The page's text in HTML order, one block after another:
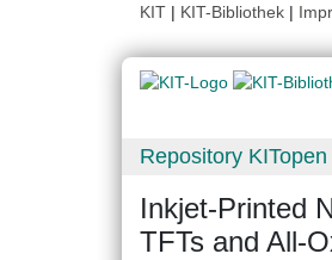
KIT | KIT-Bibliothek |
Repository KITopen
Inkjet‐Printed
TFTs and